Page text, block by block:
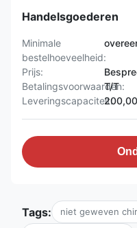
Handelsgoederen
Minimale
bestelhoeveelheid:
Prijs:
Betalingsvoorwaarden:
T/T
Leveringscapaciteit:
Tags: niet geweven